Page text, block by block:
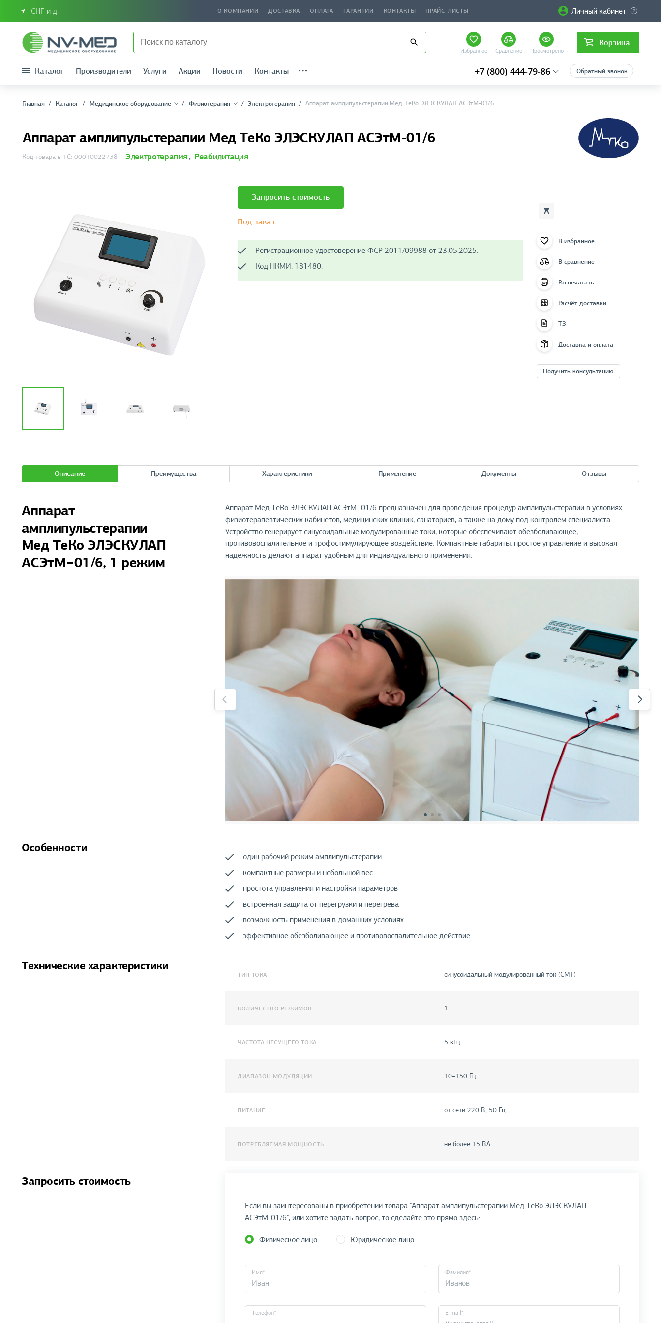
СНГ и другие страны О КОМПАНИИ ДОСТАВКА ОПЛАТА ГАРАНТИИ КОНТАКТЫ ПРАЙС-ЛИСТЫ Личный кабинет
Избранное Сравнение Просмотрено
Корзина
Каталог Производители Услуги Акции Новости Контакты +7 (800) 444-79-86 Обратный звонок
Главная Каталог Медицинское оборудование Физиотерапия Электротерапия Аппарат амплипульстерапии Мед ТеКо ЭЛЭСКУЛАП АСЭтМ-01/6
Аппарат амплипульстерапии Мед ТеКо ЭЛЭСКУЛАП АСЭтМ-01/6
Код товара в 1С: 00010022738 Электротерапия, Реабилитация
Запросить стоимость
Под заказ
Регистрационное удостоверение ФСР 2011/09988 от 23.05.2025.
Код НКМИ: 181480.
В избранное
В сравнение
Распечатать
Расчёт доставки
ТЗ
Доставка и оплата
Получить консультацию
Описание Преимущества Характеристики Применение Документы Отзывы
Аппарат
амплипульстерапии
Мед ТеКо ЭЛЭСКУЛАП
АСЭтМ−01/6, 1 режим
Аппарат Мед ТеКо ЭЛЭСКУЛАП АСЭтМ−01/6 предназначен для проведения процедур амплипульстерапии в условиях
физиотерапевтических кабинетов, медицинских клиник, санаториев, а также на дому под контролем специалиста.
Устройство генерирует синусоидальные модулированные токи, которые обеспечивают обезболивающее,
противовоспалительное и трофостимулирующее воздействие. Компактные габариты, простое управление и высокая
надёжность делают аппарат удобным для индивидуального применения.
Особенности
один рабочий режим амплипульстерапии
компактные размеры и небольшой вес
простота управления и настройки параметров
встроенная защита от перегрузки и перегрева
возможность применения в домашних условиях
эффективное обезболивающее и противовоспалительное действие
Технические характеристики
ТИП ТОКА синусоидальный модулированный ток (СМТ)
КОЛИЧЕСТВО РЕЖИМОВ 1
ЧАСТОТА НЕСУЩЕГО ТОКА 5 кГц
ДИАПАЗОН МОДУЛЯЦИИ 10–150 Гц
ПИТАНИЕ от сети 220 В, 50 Гц
ПОТРЕБЛЯЕМАЯ МОЩНОСТЬ не более 15 ВА
Запросить стоимость
Если вы заинтересованы в приобретении товара "Аппарат амплипульстерапии Мед ТеКо ЭЛЭСКУЛАП
АСЭтМ-01/6", или хотите задать вопрос, то сделайте это прямо здесь:
Физическое лицо Юридическое лицо
Имя* Фамилия*
Телефон* E-mail*